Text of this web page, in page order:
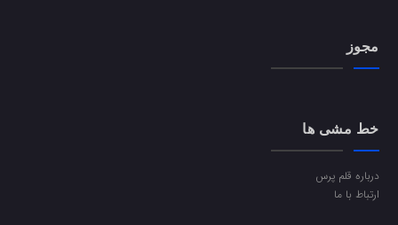
مجوز
خط مشی ها
درباره قلم پرس
ارتباط با ما